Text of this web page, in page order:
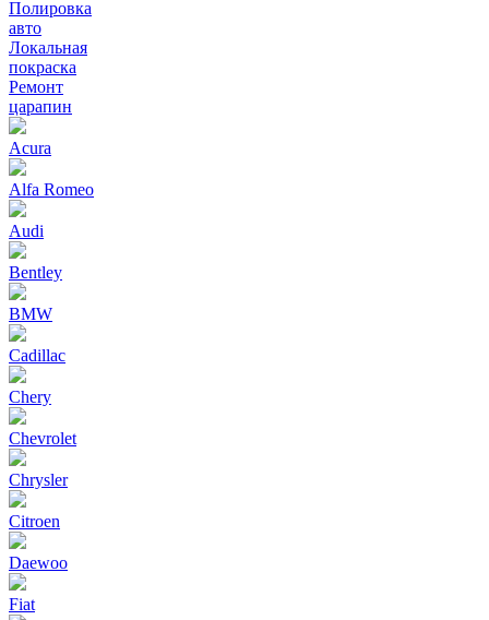
Полировка
авто
Локальная
покраска
Ремонт
царапин
Acura
Alfa Romeo
Audi
Bentley
BMW
Cadillac
Chery
Chevrolet
Chrysler
Citroen
Daewoo
Fiat